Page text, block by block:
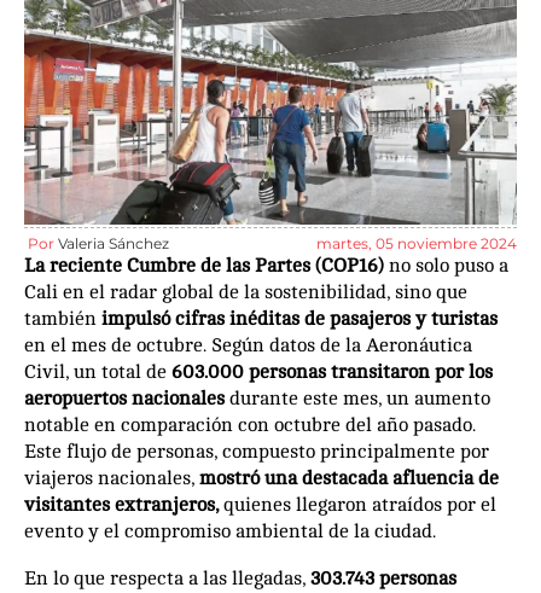
Por Valeria Sánchez martes, 05 noviembre 2024
La reciente Cumbre de las Partes (COP16) no solo puso a
Cali en el radar global de la sostenibilidad, sino que
también impulsó cifras inéditas de pasajeros y turistas
en el mes de octubre. Según datos de la Aeronáutica
Civil, un total de 603.000 personas transitaron por los
aeropuertos nacionalesdurante este mes, un aumento
notable en comparación con octubre del año pasado.
Este flujo de personas, compuesto principalmente por
viajeros nacionales, mostró una destacada afluencia de
visitantes extranjeros,quienes llegaron atraídos por el
evento y el compromiso ambiental de la ciudad.
En lo que respecta a las llegadas, 303.743 personas